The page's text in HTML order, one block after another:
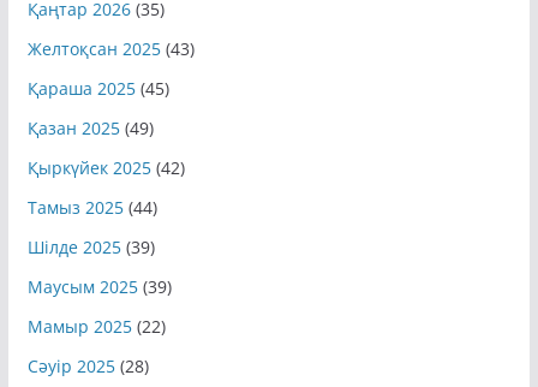
Қаңтар 2026(35)
Желтоқсан 2025(43)
Қараша 2025(45)
Қазан 2025(49)
Қыркүйек 2025(42)
Тамыз 2025(44)
Шілде 2025(39)
Маусым 2025(39)
Мамыр 2025(22)
Сәуір 2025(28)